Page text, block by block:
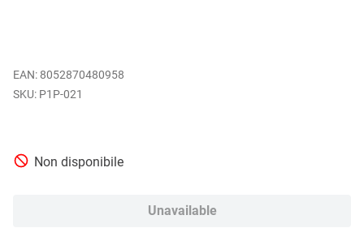
EAN: 8052870480958
P1P-021
Non disponibile
Unavailable